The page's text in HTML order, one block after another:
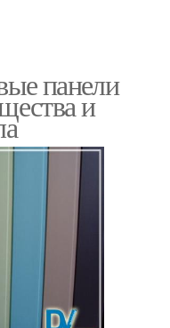
панели
и